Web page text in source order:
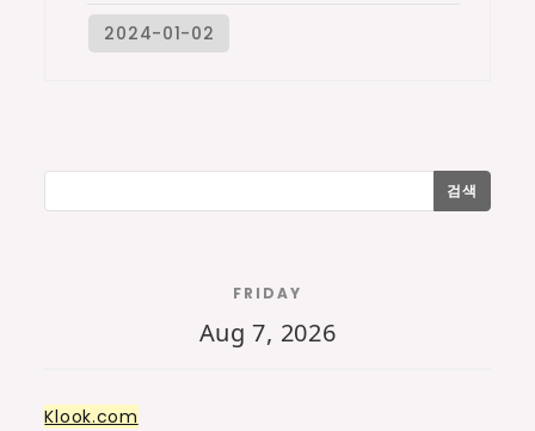
검색
FRIDAY
Aug 7, 2026
Klook.com